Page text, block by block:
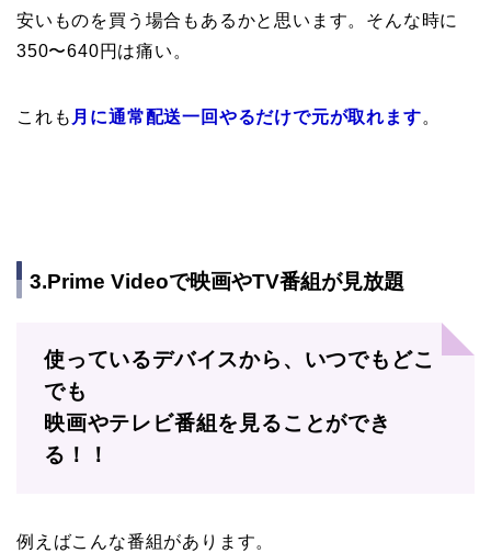
安いものを買う場合もあるかと思います。そんな時に
350〜640円は痛い。
これも 月に通常配送一回やるだけで元が取れます。
3.Prime Videoで映画やTV番組が見放題
使っているデバイスから、いつでもどこ
でも
映画やテレビ番組を見ることができ
る！！
例えばこんな番組があります。